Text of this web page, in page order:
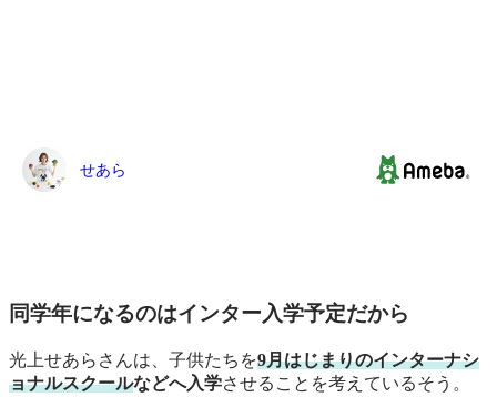
同学年になるのはインター入学予定だから
光上せあらさんは、子供たちを9月はじまりのインターナシ
ョナルスクールなどへ入学させることを考えているそう。